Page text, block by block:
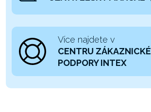
Více najdete v
CENTRU ZÁKAZNICKÉ
PODPORY INTEX